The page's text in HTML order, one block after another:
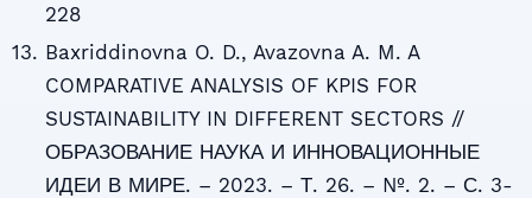
228
Baxriddinovna O. D., Avazovna A. M. A
COMPARATIVE ANALYSIS OF KPIS FOR
SUSTAINABILITY IN DIFFERENT SECTORS //
ОБРАЗОВАНИЕ НАУКА И ИННОВАЦИОННЫЕ
ИДЕИ В МИРЕ. – 2023. – Т. 26. – №. 2. – С. 3-